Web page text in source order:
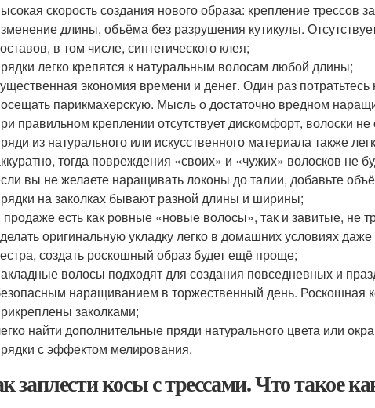
скорость создания нового образа: крепление трессов
длины, объёма без разрушения кутикулы.
в том числе, синтетического клея;
легко крепятся к натуральным волосам любой длины;
экономия времени и денег. Один раз
парикмахерскую. Мысль о достаточно вредном
правильном креплении отсутствует дискомфорт, волоски
из натурального или искусственного материала также
тогда повреждения «своих» и «чужих» волосков не
вы не желаете наращивать локоны до талии, добавьте
на заколках бывают разной длины и ширины;
продаже есть как ровные «новые волосы», так и завитые, не
оригинальную укладку легко в домашних условиях
создать роскошный образ будет ещё проще;
волосы подходят для создания повседневных и
наращиванием в торжественный день. Роскошная
заколками;
найти дополнительные пряди натурального цвета или
с эффектом мелирования.
заплести косы с трессами. Что такое